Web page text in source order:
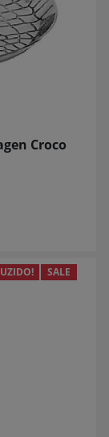
Croco
SALE